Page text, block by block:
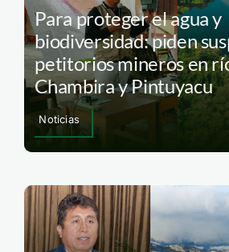
Para proteger el agua y
biodiversidad: piden
petitorios mineros en
Chambira y Pintuyacu
Noticias